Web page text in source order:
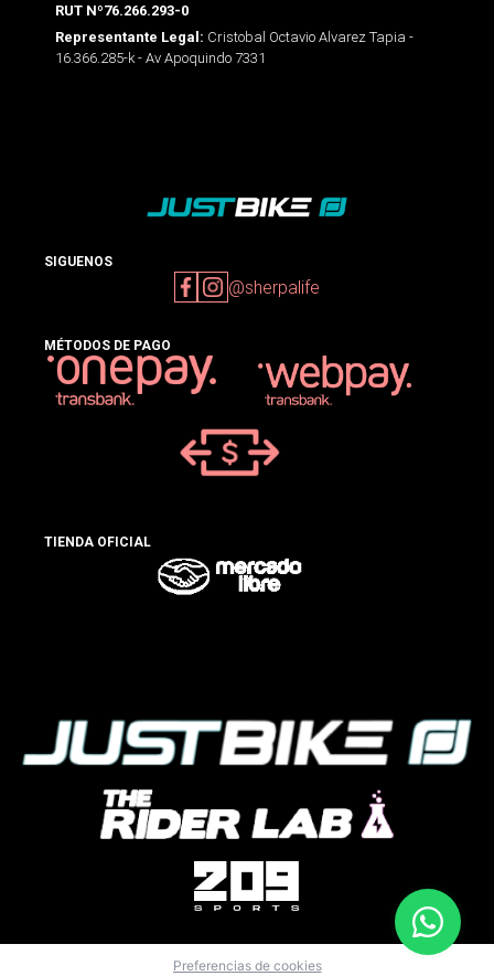
RUT Nº76.266.293-0
Representante Legal: Cristobal Octavio Alvarez Tapia -
16.366.285-k - Av Apoquindo 7331
SIGUENOS
@sherpalife
MÉTODOS DE PAGO
TIENDA OFICIAL
Preferencias de cookies